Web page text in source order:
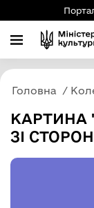
Головна
КАРТИНА
ЗІ